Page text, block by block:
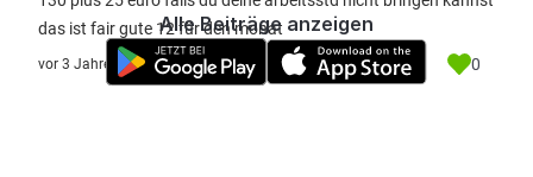
das ist fair gute 12 für den monat
vor 3 Jahre 0
Alle Beiträge anzeigen